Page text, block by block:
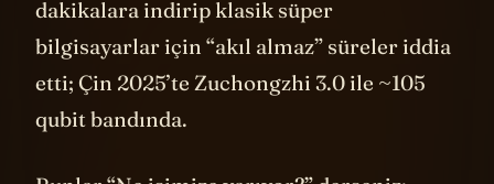
dakikalara indirip klasik süper
bilgisayarlar için “akıl almaz” süreler iddia
etti; Çin 2025’te Zuchongzhi 3.0 ile ~105
qubit bandında.